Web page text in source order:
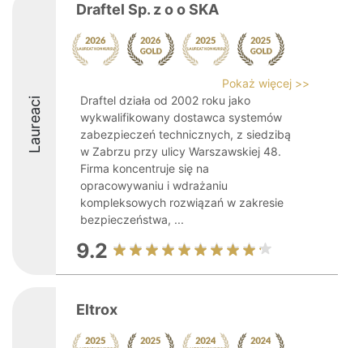
Laureaci
Draftel Sp. z o o SKA
Pokaż więcej >>
Draftel działa od 2002 roku jako
wykwalifikowany dostawca systemów
zabezpieczeń technicznych, z siedzibą
w Zabrzu przy ulicy Warszawskiej 48.
Firma koncentruje się na
opracowywaniu i wdrażaniu
kompleksowych rozwiązań w zakresie
bezpieczeństwa, ...
9.2
Eltrox